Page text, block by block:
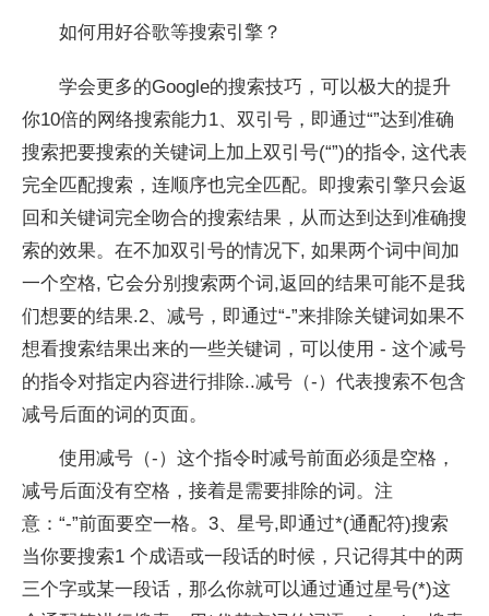
如何用好谷歌等搜索引擎？
学会更多的Google的搜索技巧，可以极大的提升
你10倍的网络搜索能力1、双引号，即通过“”达到准确
搜索把要搜索的关键词上加上双引号(“”)的指令, 这代表
完全匹配搜索，连顺序也完全匹配。即搜索引擎只会返
回和关键词完全吻合的搜索结果，从而达到达到准确搜
索的效果。在不加双引号的情况下, 如果两个词中间加
一个空格, 它会分别搜索两个词,返回的结果可能不是我
们想要的结果.2、减号，即通过“-”来排除关键词如果不
想看搜索结果出来的一些关键词，可以使用 - 这个减号
的指令对指定内容进行排除..减号（-）代表搜索不包含
减号后面的词的页面。
使用减号（-）这个指令时减号前面必须是空格，
减号后面没有空格，接着是需要排除的词。注
意：“-”前面要空一格。3、星号,即通过*(通配符)搜索
当你要搜索1 个成语或一段话的时候，只记得其中的两
三个字或某一段话，那么你就可以通过通过星号(*)这